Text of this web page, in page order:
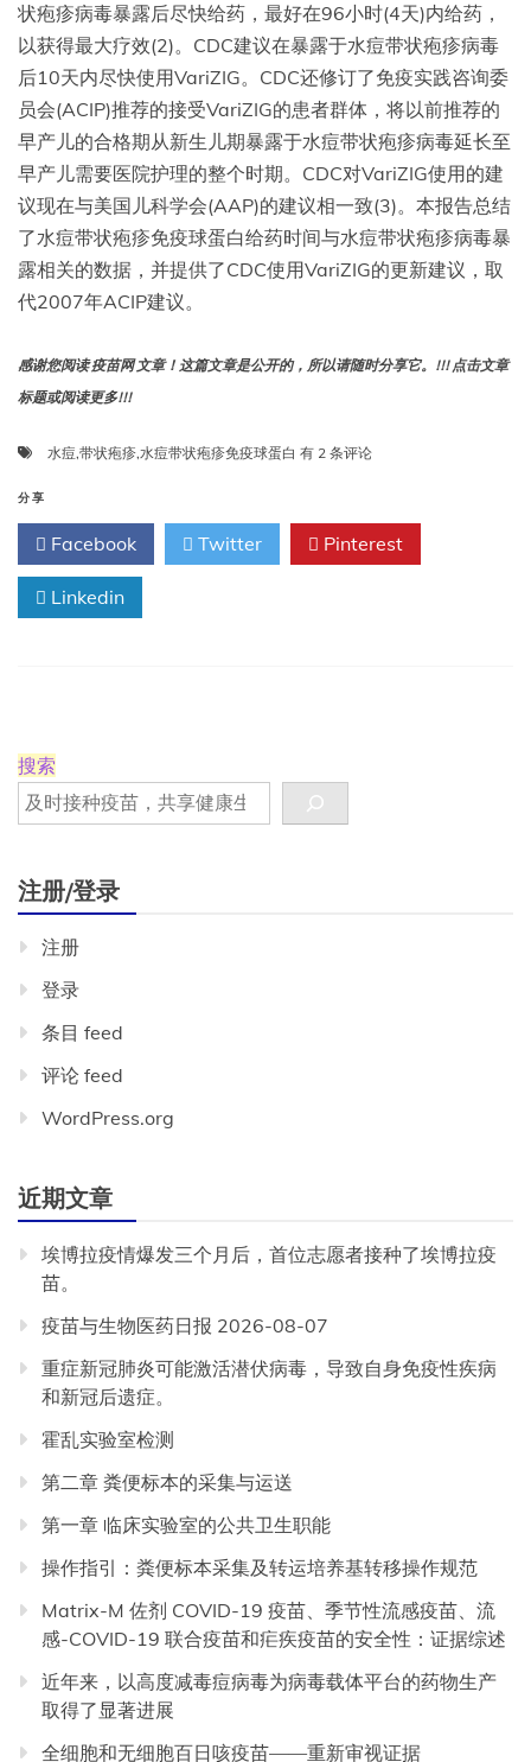
状疱疹病毒暴露后尽快给药，最好在96小时(4天)内给药，
以获得最大疗效(2)。CDC建议在暴露于水痘带状疱疹病毒
后10天内尽快使用VariZIG。CDC还修订了免疫实践咨询委
员会(ACIP)推荐的接受VariZIG的患者群体，将以前推荐的
早产儿的合格期从新生儿期暴露于水痘带状疱疹病毒延长至
早产儿需要医院护理的整个时期。CDC对VariZIG使用的建
议现在与美国儿科学会(AAP)的建议相一致(3)。本报告总结
了水痘带状疱疹免疫球蛋白给药时间与水痘带状疱疹病毒暴
露相关的数据，并提供了CDC使用VariZIG的更新建议，取
代2007年ACIP建议。
感谢您阅读 疫苗网 文章！这篇文章是公开的，所以请随时分享它。!!! 点击文章
标题或阅读更多!!!
水痘,带状疱疹,水痘带状疱疹免疫球蛋白 ACIP
带
状
疱
建
议
有 2 条评论
分享
Facebook Twitter Pinterest
Linkedin
搜索
注册/登录
注册
登录
条目 feed
评论 feed
WordPress.org
近期文章
埃博拉疫情爆发三个月后，首位志愿者接种了埃博拉疫
苗。
疫苗与生物医药日报 2026-08-07
重症新冠肺炎可能激活潜伏病毒，导致自身免疫性疾病
和新冠后遗症。
霍乱实验室检测
第二章 粪便标本的采集与运送
第一章 临床实验室的公共卫生职能
操作指引：粪便标本采集及转运培养基转移操作规范
Matrix-M 佐剂 COVID-19 疫苗、季节性流感疫苗、流
感-COVID-19 联合疫苗和疟疾疫苗的安全性：证据综述
近年来，以高度减毒痘病毒为病毒载体平台的药物生产
取得了显著进展
全细胞和无细胞百日咳疫苗——重新审视证据